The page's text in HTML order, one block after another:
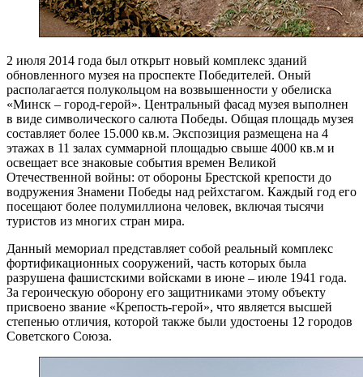
2 июля 2014 года был открыт новый комплекс зданий
обновленного музея на проспекте Победителей. Оный
располагается полукольцом на возвышенности у обелиска
«Минск – город-герой». Центральный фасад музея выполнен
в виде символического салюта Победы. Общая площадь музея
составляет более 15.000 кв.м. Экспозиция размещена на 4
этажах в 11 залах суммарной площадью свыше 4000 кв.м и
освещает все знаковые события времен Великой
Отечественной войны: от обороны Брестской крепости до
водружения Знамени Победы над рейхстагом. Каждый год его
посещают более полумиллиона человек, включая тысячи
туристов из многих стран мира.
Данный мемориал представляет собой реальный комплекс
фортификационных сооружений, часть которых была
разрушена фашистскими войсками в июне – июле 1941 года.
За героическую оборону его защитниками этому объекту
присвоено звание «Крепость-герой», что является высшей
степенью отличия, которой также были удостоены 12 городов
Советского Союза.